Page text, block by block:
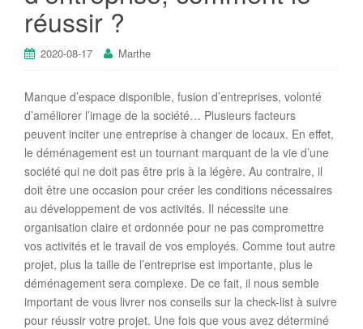
réussir ?
2020-08-17 Marthe
Manque d’espace disponible, fusion d’entreprises, volonté
d’améliorer l’image de la société… Plusieurs facteurs
peuvent inciter une entreprise à changer de locaux. En effet,
le déménagement est un tournant marquant de la vie d’une
société qui ne doit pas être pris à la légère. Au contraire, il
doit être une occasion pour créer les conditions nécessaires
au développement de vos activités. Il nécessite une
organisation claire et ordonnée pour ne pas compromettre
vos activités et le travail de vos employés. Comme tout autre
projet, plus la taille de l’entreprise est importante, plus le
déménagement sera complexe. De ce fait, il nous semble
important de vous livrer nos conseils sur la check-list à suivre
pour réussir votre projet. Une fois que vous avez déterminé